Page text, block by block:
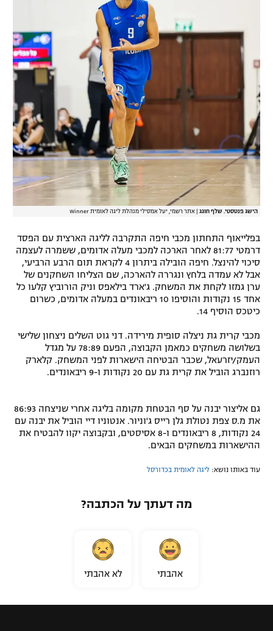
הישג פנטסטי. שלף חוגג אתר רשמי, יעל אמסילי מנהלת ליגה לאומית Winner
בפלייאוף התחתון מכבי חיפה התקרבה לליגה הארצית עם הפסד
דרמטי 81:77 לאחר הארכה למכבי מעלה אדומים, ששמרה לעצמה
סיכוי להינצל. חיפה הובילה ביתרון 4 לקראת תום הרבע הרביעי,
אבל לא עמדה בלחץ ונגררה להארכה, שם הצליחו השחקנים של
ערן גמזו לקחת את המשחק. ג'ארד בילאפס וניק הורוביץ קלעו כל
אחד 15 נקודות והוסיפו 10 ריבאונדים במעלה אדומים, כשרום
כיטכס הוסיף 14.
מכבי קרית גת ניצלה סופית מירידה. דני גוט השלים ניצחון שלישי
בשלושה משחקים כמאמן הקבוצה, הפעם 78:89 על מגדל
העמק/יזרעאל, שכבר הבטיחה הישארות לפני המשחק. קלארק
רוזנברג הוביל את קרית גת עם 20 נקודות ו-9 ריבאונדים.
גם אליצור יבנה על סף הבטחת מקומה בליגה אחרי שניצחה 86:93
את מ.ס צפת נטולת גלן רייס ג'וניור. אנטוניו דיי הוביל את יבנה עם
24 נקודות, 8 ריבאונדים ו-8 אסיסטים, ובקבוצה יקוו להבטיח את
ההישארות במשחקים הבאים.
עוד באותו נושא: ליגה לאומית בכדורסל
מה דעתך על הכתבה?
אהבתי לא אהבתי